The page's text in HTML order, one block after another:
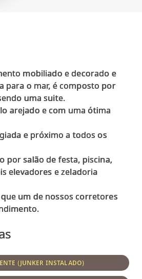
mobiliado e decorado e
para o mar, é composto por
uma suite.
arejado e com uma ótima
e próximo a todos os
por salão de festa, piscina,
elevadores e zeladoria
um de nossos corretores
(JUNKER INSTALADO)